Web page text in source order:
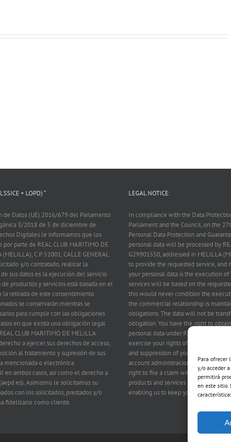
Para ofrecer
y/o acceder
permitirá
en este sitio.
+ LOPD) “
Datos (UE) 2016/679 del Parlamento
3/2018 de 5 de diciembre de
Digitales le informamos que los
parte de REAL CLUB MARITIMO DE
C.P. 52001, CALLE GENERAL
y/o contratado, realizar la
sus datos es la ejecución del servicio
productos y servicios está basada en el
la retirada de este consentimiento
se conservarán mientras se
para cumplir con las obligaciones
en que exista una obligación legal.
CLUB MARITIMO DE MELILLA
a ejercer sus derechos de acceso,
al tratamiento y supresión de sus
mencionada o electrónica
ambos casos, así como el derecho a
Asimismo le solicitamos su
con los solicitados, prestados y/o
fidelizarle como cliente.
LEGAL NOTICE:
In compliance with the Data
Parliament and the Council, on the
Personal Data Protection and
personal data will be processed by
G29901550, addressed in MELILLA
to provide the requested service,
your personal data is the execution
services will be based on the
this would never condition the
the commercial relationship is
obligations. The data will not be
obligation. You have the right to
personal data under REAL CLUB
exercise your rights of access,
and suppression of your data by
account
right to file a claim with the Control
products and services related to
enabling us to keep you as a client.